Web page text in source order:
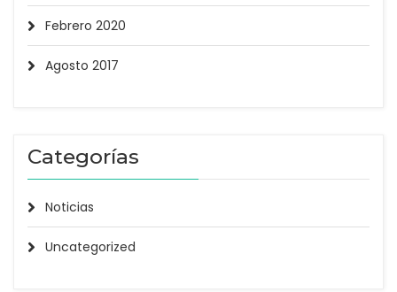
Febrero 2020
Agosto 2017
Categorías
Noticias
Uncategorized